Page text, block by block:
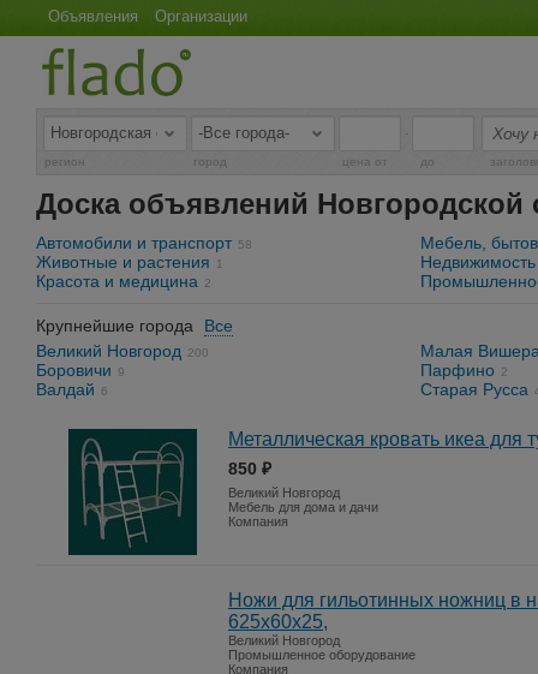
Объявления Организации
-
регион город цена от до
Доска объявлений Новгородской
Автомобили и транспорт 58
Животные и растения 1
Красота и медицина 2
Мебель,
Недвижимость
Крупнейшие города
Все
Великий Новгород
200
Боровичи 9
Валдай 6
Малая
Парфино
2
Старая Русса
Металлическая кровать икеа для
850 ₽
Великий Новгород
Мебель для дома и дачи
Компания
Ножи для гильотинных ножниц в
625х60х25,
Великий Новгород
Промышленное оборудование
Компания